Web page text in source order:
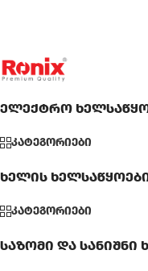
ელექტრო
კატეგორიები
ხელის
კატეგორიები
საზომი და სანიშნი